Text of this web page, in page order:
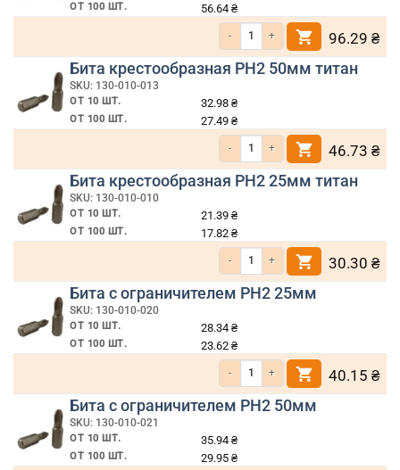
ОТ 100 ШТ. 56.64 ₴
Количество товара Бита
96.29 ₴
Бита крестообразная PH2 50мм титан
SKU: 130-010-013
ОТ 10 ШТ. 32.98 ₴
ОТ 100 ШТ. 27.49 ₴
Количество товара Бита
46.73 ₴
Бита крестообразная PH2 25мм титан
SKU: 130-010-010
ОТ 10 ШТ. 21.39 ₴
ОТ 100 ШТ. 17.82 ₴
Количество товара Бита
30.30 ₴
Бита с ограничителем PH2 25мм
SKU: 130-010-020
ОТ 10 ШТ. 28.34 ₴
ОТ 100 ШТ. 23.62 ₴
Количество товара Бита с
40.15 ₴
Бита с ограничителем PH2 50мм
SKU: 130-010-021
ОТ 10 ШТ. 35.94 ₴
ОТ 100 ШТ. 29.95 ₴